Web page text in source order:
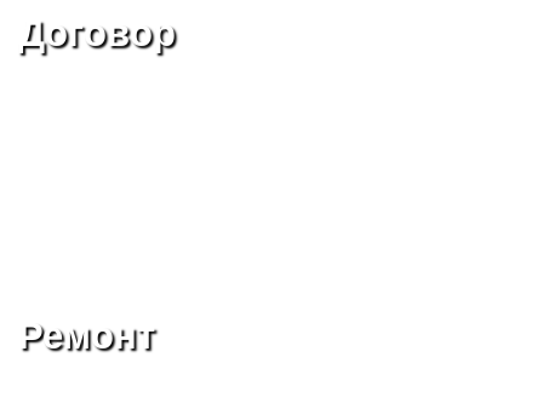
Договор
Ремонт